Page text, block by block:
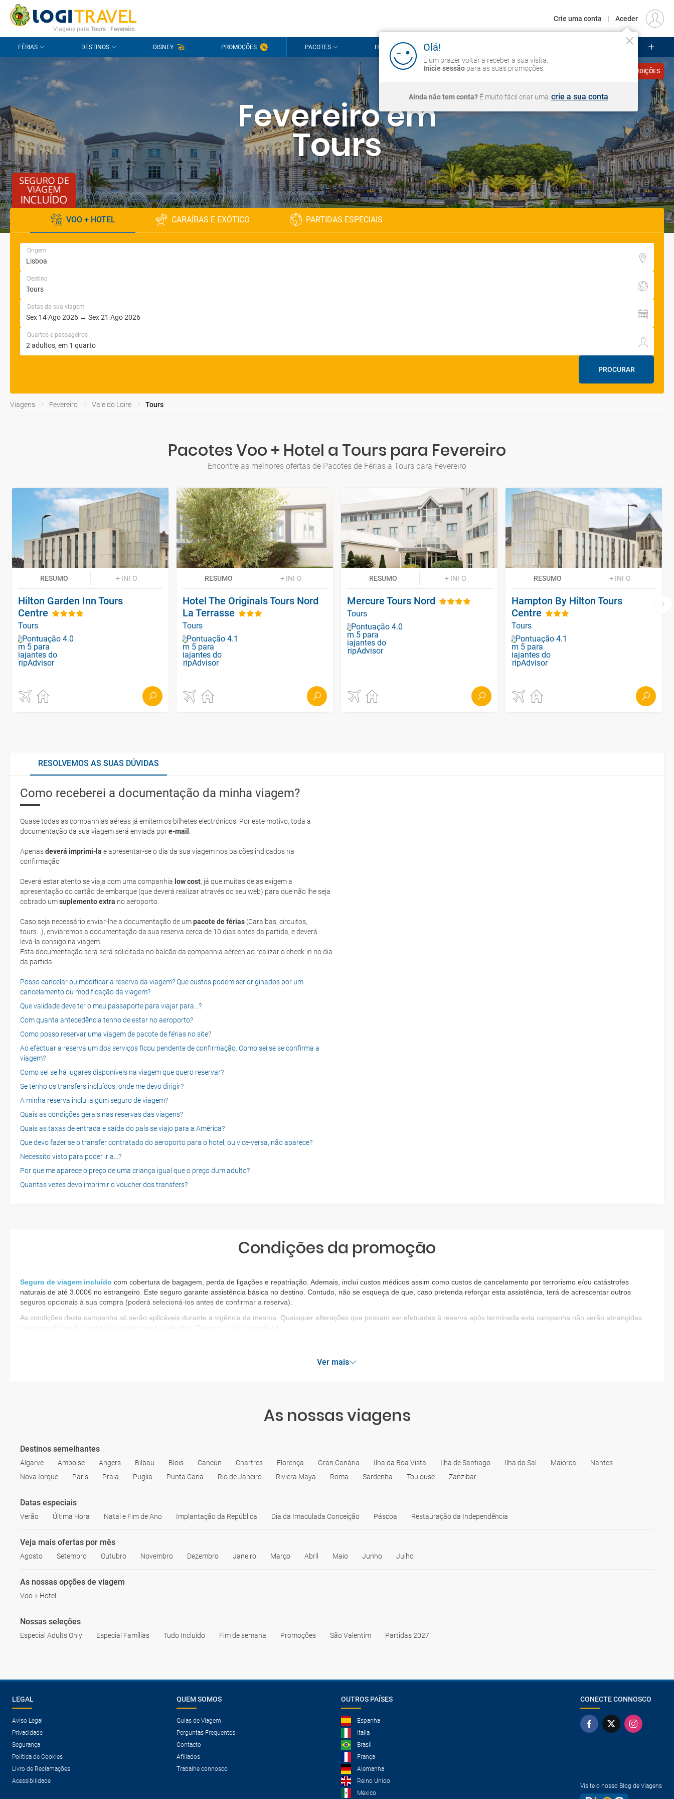
CONTACTO PERGUNTAS FREQUENTES EUR
Viagens para Tours| Fevereiro.
Crie uma conta | Aceder
Olá!
É um prazer voltar a receber a sua visita.
Inicie sessão para as suas promoções.
Ainda não tem conta? É muito fácil criar uma:crie a sua conta
FÉRIAS DESTINOS DISNEY PROMOÇÕES PACOTES HOTÉIS CRUZEIROS
Fevereiro em
Tours
VER CONDIÇÕES
VOO + HOTEL CARAÍBAS E EXÓTICO PARTIDAS ESPECIAIS
Origem
Destino
Datas da sua viagem
Quartos e passageiros
PROCURAR
Viagens Fevereiro Vale do Loire Tours
Pacotes Voo + Hotel a Tours para Fevereiro
Encontre as melhores ofertas de Pacotes de Férias a Tours para Fevereiro
RESUMO + INFO
Hilton Garden Inn Tours
Centre
Tours
RESUMO + INFO
Hotel The Originals Tours Nord
La Terrasse
Tours
RESUMO + INFO
Mercure Tours Nord
Tours
RESUMO + INFO
Hampton By Hilton Tours
Centre
Tours
RESOLVEMOS AS SUAS DÚVIDAS
Como receberei a documentação da minha viagem?
Quase todas as companhias aéreas já emitem os bilhetes electrónicos. Por este motivo, toda a
documentação da sua viagem será enviada pore-mail
Apenasdeverá imprimi-la e apresentar-se o dia da sua viagem nos balcões indicados na
confirmação
Deverá estar atento se viaja com uma companhia low cost, já que muitas delas exigem a
apresentação do cartão de embarque (que deverá realizar através do seu web) para que não lhe seja
cobrado umsuplemento extra no aeroporto.
Caso seja necessário enviar-lhe a documentação de umpacote de férias (Caraíbas, circuitos,
tours...), enviaremos a documentação da sua reserva cerca de 10 dias antes da partida, e deverá
levá-la consigo na viagem.
Esta documentação será será solicitada no balcão da companhia aéreen ao realizar o check-in no dia
da partida.
Posso cancelar ou modificar a reserva da viagem? Que custos podem ser originados por um
cancelamento ou modificação da viagem?
Que validade deve ter o meu passaporte para viajar para...?
Com quanta antecedência tenho de estar no aeroporto?
Como posso reservar uma viagem de pacote de férias no site?
Ao efectuar a reserva um dos serviços ficou pendente de confirmação. Como sei se se confirma a
viagem?
Como sei se há lugares disponíveis na viagem que quero reservar?
Se tenho os transfers incluídos, onde me devo dirigir?
A minha reserva inclui algum seguro de viagem?
Quais as condições gerais nas reservas das viagens?
Quais as taxas de entrada e saída do país se viajo para a América?
Que devo fazer se o transfer contratado do aeroporto para o hotel, ou vice-versa, não aparece?
Necessito visto para poder ir a...?
Por que me aparece o preço de uma criança igual que o preço dum adulto?
Quantas vezes devo imprimir o voucher dos transfers?
Condições da promoção
Seguro de viagem incluído com cobertura de bagagem, perda de ligações e repatriação. Ademais, inclui custos médicos assim como custos de cancelamento por terrorismo e/ou catástrofes
naturais de até 3.000€ no estrangeiro. Este seguro garante assistência básica no destino. Contudo, não se esqueça de que, caso pretenda reforçar esta assistência, terá de acrescentar outros
seguros opcionais à sua compra (poderá selecioná-los antes de confirmar a reserva).
​As condições desta campanha só serão aplicáveis durante a vigência da mesma. Quaisquer alterações que possam ser efetuadas à reserva após terminada esta campanha não serão abrangidas
pelas condições de promoção anteriormente referidas. Desconto não acumulável.
Ver mais
As nossas viagens
Destinos semelhantes
Algarve Amboise Angers Bilbau Blois Cancún Chartres Florença Gran Canária Ilha da Boa Vista Ilha de Santiago Ilha do Sal Maiorca
Nantes
Nova Iorque
Paris Praia Puglia Punta Cana Rio de Janeiro Riviera Maya Roma Sardenha Toulouse Zanzibar
Datas especiais
Verão Última Hora Natal e Fim de Ano Implantação da República Dia da Imaculada Conceição Páscoa Restauração da Independência
Veja mais ofertas por mês
Agosto Setembro Outubro Novembro Dezembro Janeiro Março Abril Maio Junho Julho
As nossas opções de viagem
Voo + Hotel
Nossas seleções
Especial Adults Only Especial Famílias Tudo Incluído Fim de semana Promoções São Valentim Partidas 2027
LEGAL
Aviso Legal
Privacidade
Segurança
Política de Cookies
Livro de Reclamações
Acessibilidade
QUEM SOMOS
Guias de Viagem
Perguntas Frequentes
Contacto
Afiliados
Trabalhe connosco
OUTROS PAÍSES
Espanha
Italia
Brasil
França
Alemanha
Reino Unido
Mexico
CONECTE CONNOSCO
Visite o nosso Blog de Viagens